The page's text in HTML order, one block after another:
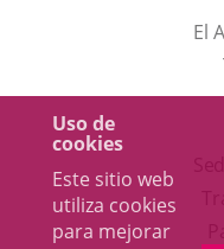
Uso de
cookies
Este sitio web
utiliza cookies
para mejorar
El